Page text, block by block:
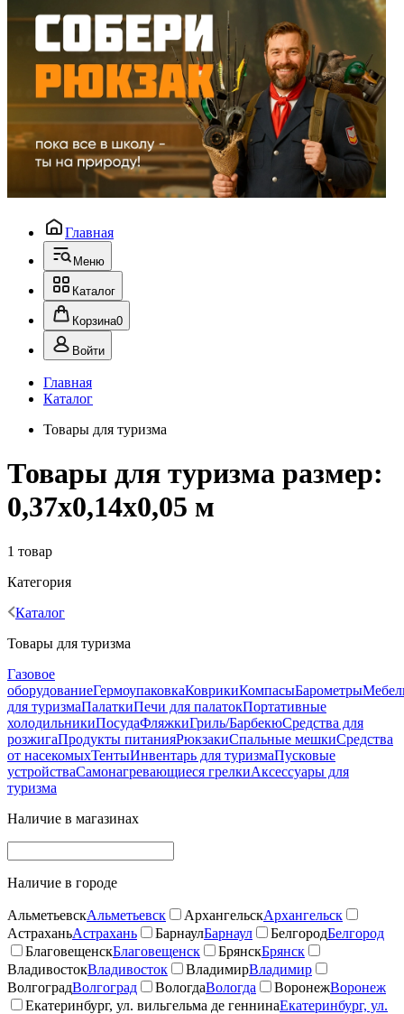
Главная
Меню
Каталог
Корзина0
Войти
Главная
Каталог
Товары для туризма
Товары для туризма размер:
0,37х0,14х0,05 м
1 товар
Категория
Каталог
Товары для туризма
Газовое
оборудованиеГермоупаковкаКоврикиКомпасыБарометры
для туризмаПалаткиПечи для палатокПортативные
холодильникиПосудаФляжкиГриль/БарбекюСредства для
розжигаПродукты питанияРюкзакиСпальные мешкиСредства
от насекомыхТентыИнвентарь для туризмаПусковые
устройстваСамонагревающиеся грелкиАксессуары для
туризма
Наличие в магазинах
Наличие в городе
АльметьевскАльметьевск АрхангельскАрхангельск
АстраханьАстрахань БарнаулБарнаул БелгородБелгород
БлаговещенскБлаговещенск БрянскБрянск
ВладивостокВладивосток ВладимирВладимир
ВолгоградВолгоград ВологдаВологда ВоронежВоронеж
Екатеринбург, ул. вильгельма де геннинаЕкатеринбург, ул.